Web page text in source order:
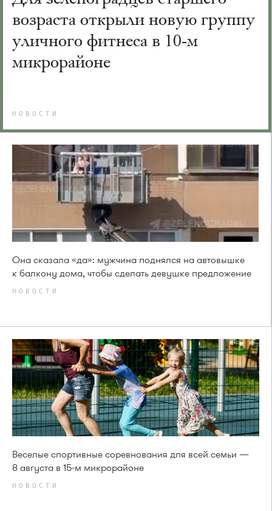
возраста открыли новую группу
уличного фитнеса в 10-м
микрорайоне
НОВОСТИ
Она сказала «да»: мужчина поднялся на автовышке
к балкону дома, чтобы сделать девушке предложение
НОВОСТИ
Веселые спортивные соревнования для всей семьи —
8 августа в 15-м микрорайоне
НОВОСТИ